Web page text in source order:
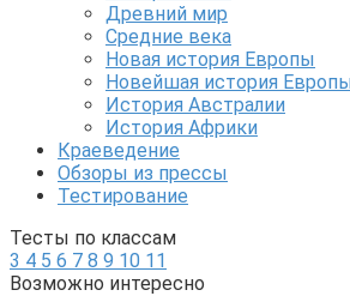
Древний мир
Средние века
Новая история Европы
Новейшая история
История Австралии
История Африки
Краеведение
Обзоры из прессы
Тестирование
Тесты по классам
3 4 5 6 7 8 9 10 11
Возможно интересно